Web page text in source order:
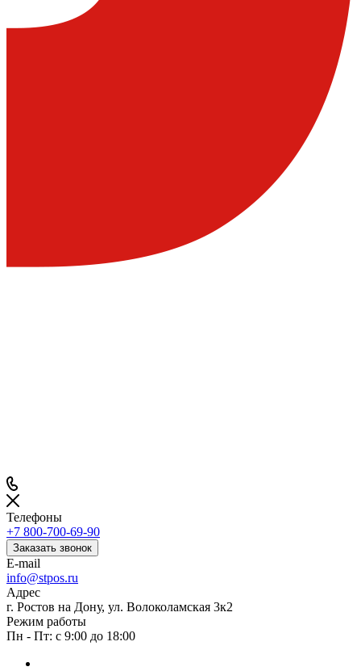
Телефоны
+7 800-700-69-90
Заказать звонок
E-mail
info@stpos.ru
Адрес
г. Ростов на Дону, ул. Волоколамская 3к2
Режим работы
Пн - Пт: с 9:00 до 18:00